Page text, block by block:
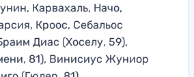
Карвахаль, Начо,
Кроос, Себальос
Диас (Хоселу, 59),
81), Винисиус Жуниор